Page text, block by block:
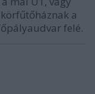
a
felé.